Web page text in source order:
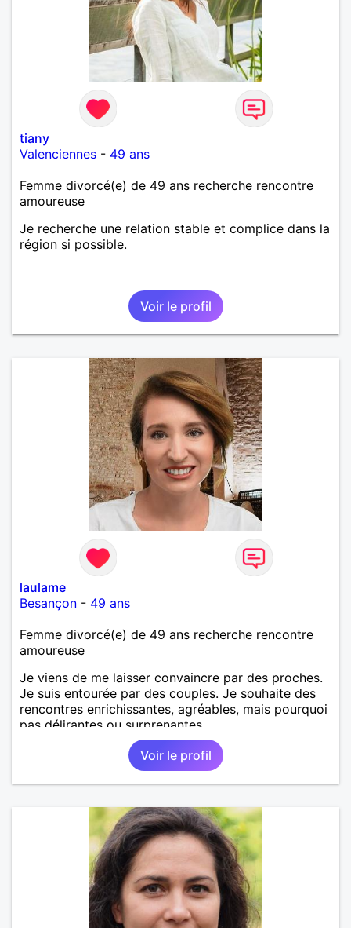
tiany
Valenciennes - 49 ans
Femme divorcé(e) de 49 ans recherche rencontre
amoureuse
Je recherche une relation stable et complice dans la
région si possible.
Voir le profil
laulame
Besançon - 49 ans
Femme divorcé(e) de 49 ans recherche rencontre
amoureuse
Je viens de me laisser convaincre par des proches.
Je suis entourée par des couples. Je souhaite des
rencontres enrichissantes, agréables, mais pourquoi
pas délirantes ou surprenantes.
Voir le profil